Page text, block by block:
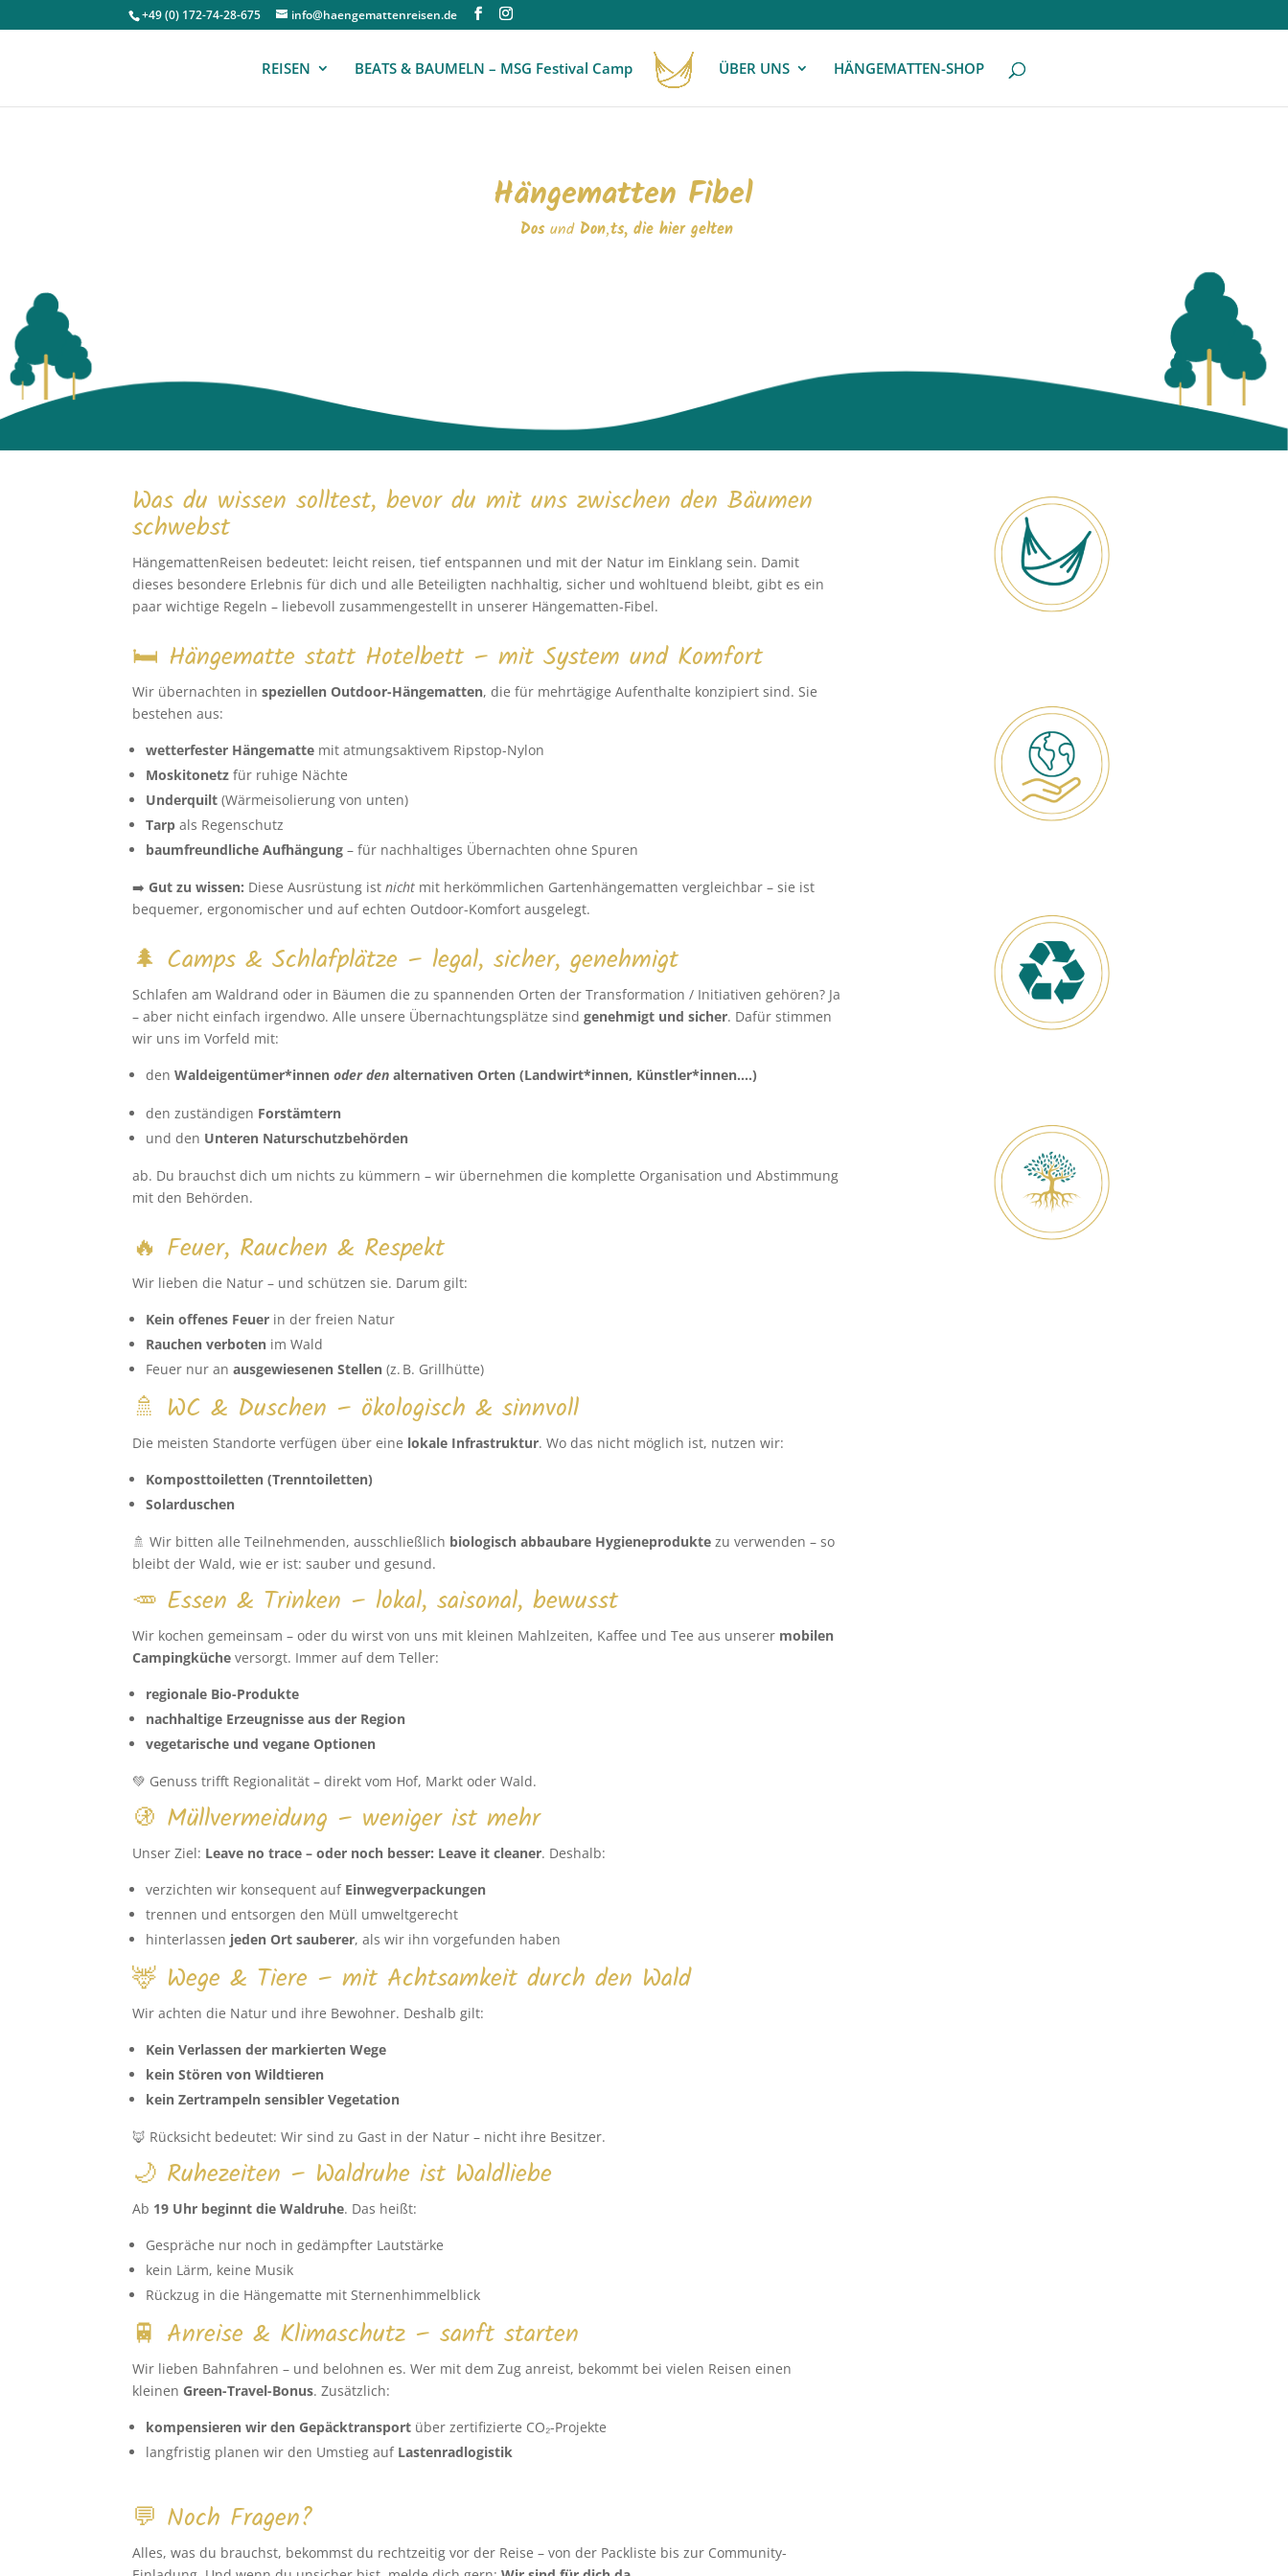
+49 (0) 172-74-28-675 info@haengemattenreisen.de
REISEN BEATS & BAUMELN – MSG Festival Camp ÜBER UNS HÄNGEMATTEN-SHOP
Hängematten Fibel
Dosund Don‚ts, die hier gelten
Was du wissen solltest, bevor du mit uns zwischen den Bäumen
schwebst
HängemattenReisen bedeutet: leicht reisen, tief entspannen und mit der Natur im Einklang sein. Damit
dieses besondere Erlebnis für dich und alle Beteiligten nachhaltig, sicher und wohltuend bleibt, gibt es ein
paar wichtige Regeln – liebevoll zusammengestellt in unserer Hängematten-Fibel.
🛏 Hängematte statt Hotelbett – mit System und Komfort
Wir übernachten inspeziellen Outdoor-Hängematten, die für mehrtägige Aufenthalte konzipiert sind. Sie
bestehen aus:
wetterfester Hängematte mit atmungsaktivem Ripstop-Nylon
Moskitonetz für ruhige Nächte
Underquilt (Wärmeisolierung von unten)
Tarp als Regenschutz
baumfreundliche Aufhängung – für nachhaltiges Übernachten ohne Spuren
➡️ Gut zu wissen: Diese Ausrüstung istnicht mit herkömmlichen Gartenhängematten vergleichbar – sie ist
bequemer, ergonomischer und auf echten Outdoor-Komfort ausgelegt.
🌲 Camps & Schlafplätze – legal, sicher, genehmigt
Schlafen am Waldrand oder in Bäumen die zu spannenden Orten der Transformation / Initiativen gehören? Ja
– aber nicht einfach irgendwo. Alle unsere Übernachtungsplätze sindgenehmigt und sicher. Dafür stimmen
wir uns im Vorfeld mit:
denWaldeigentümer*innenoder den alternativen Orten (Landwirt*innen, Künstler*innen….)
den zuständigen Forstämtern
und den Unteren Naturschutzbehörden
ab. Du brauchst dich um nichts zu kümmern – wir übernehmen die komplette Organisation und Abstimmung
mit den Behörden.
🔥 Feuer, Rauchen & Respekt
Wir lieben die Natur – und schützen sie. Darum gilt:
Kein offenes Feuer in der freien Natur
Rauchen verboten im Wald
Feuer nur anausgewiesenen Stellen (z. B. Grillhütte)
🚿 WC & Duschen – ökologisch & sinnvoll
Die meisten Standorte verfügen über eine lokale Infrastruktur. Wo das nicht möglich ist, nutzen wir:
Komposttoiletten (Trenntoiletten)
Solarduschen
🚿 Wir bitten alle Teilnehmenden, ausschließlich biologisch abbaubare Hygieneprodukte zu verwenden – so
bleibt der Wald, wie er ist: sauber und gesund.
🥕 Essen & Trinken – lokal, saisonal, bewusst
Wir kochen gemeinsam – oder du wirst von uns mit kleinen Mahlzeiten, Kaffee und Tee aus unserer mobilen
Campingküche versorgt. Immer auf dem Teller:
regionale Bio-Produkte
nachhaltige Erzeugnisse aus der Region
vegetarische und vegane Optionen
💚 Genuss trifft Regionalität – direkt vom Hof, Markt oder Wald.
🚯 Müllvermeidung – weniger ist mehr
Unser Ziel: Leave no trace – oder noch besser: Leave it cleaner. Deshalb:
verzichten wir konsequent auf Einwegverpackungen
trennen und entsorgen den Müll umweltgerecht
hinterlassen jeden Ort sauberer, als wir ihn vorgefunden haben
🦌 Wege & Tiere – mit Achtsamkeit durch den Wald
Wir achten die Natur und ihre Bewohner. Deshalb gilt:
Kein Verlassen der markierten Wege
kein Stören von Wildtieren
kein Zertrampeln sensibler Vegetation
🦊 Rücksicht bedeutet: Wir sind zu Gast in der Natur – nicht ihre Besitzer.
🌙 Ruhezeiten – Waldruhe ist Waldliebe
Ab 19 Uhr beginnt die Waldruhe. Das heißt:
Gespräche nur noch in gedämpfter Lautstärke
kein Lärm, keine Musik
Rückzug in die Hängematte mit Sternenhimmelblick
🚆 Anreise & Klimaschutz – sanft starten
Wir lieben Bahnfahren – und belohnen es. Wer mit dem Zug anreist, bekommt bei vielen Reisen einen
kleinen Green-Travel-Bonus. Zusätzlich:
kompensieren wir den Gepäcktransport über zertifizierte CO₂-Projekte
langfristig planen wir den Umstieg auf Lastenradlogistik
💬 Noch Fragen?
Alles, was du brauchst, bekommst du rechtzeitig vor der Reise – von der Packliste bis zur Community-